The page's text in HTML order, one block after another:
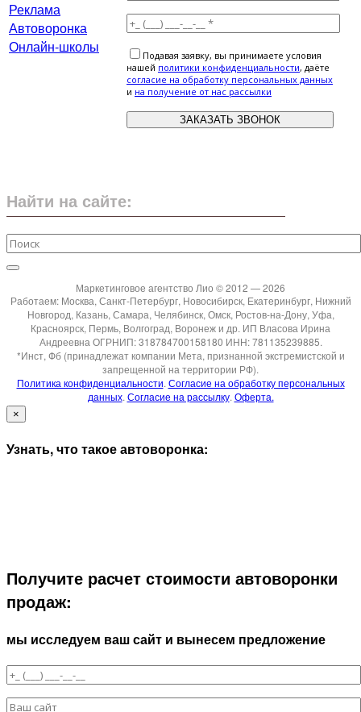
Реклама
Автоворонка
Онлайн-школы
Подавая заявку, вы принимаете условия
нашей политики конфиденциальности, даёте
cогласие на обработку персональных данных
и на получение от нас рассылки
Найти на сайте:
Маркетинговое агентство Лио © 2012 — 2026
Работаем: Москва, Санкт-Петербург, Новосибирск, Екатеринбург, Нижний
Новгород, Казань, Самара, Челябинск, Омск, Ростов-на-Дону, Уфа,
Красноярск, Пермь, Волгоград, Воронеж и др. ИП Власова Ирина
Андреевна ОГРНИП: 318784700158180 ИНН: 781135239885.
*Инст, Фб (принадлежат компании Мета, признанной экстремистской и
запрещенной на территории РФ).
Политика конфиденциальности. Согласие на обработку персональных
данных. Согласие на рассылку. Оферта.
×
Узнать, что такое автоворонка:
Получите расчет стоимости автоворонки
продаж:
мы исследуем ваш сайт и вынесем предложение